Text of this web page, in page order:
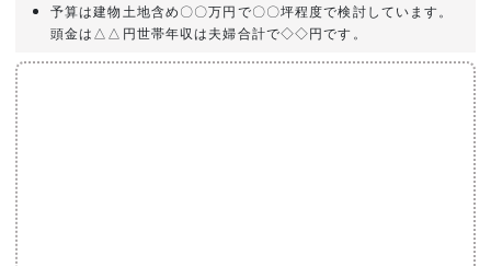
予算は建物土地含め〇〇万円で〇〇坪程度で検討しています。
頭金は△△円世帯年収は夫婦合計で◇◇円です。